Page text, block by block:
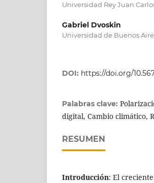
Universidad Rey Juan
Gabriel Dvoskin
Universidad de Buenos
DOI: https://doi.org/
Palabras clave:
digital, Cambio climático,
RESUMEN
Introducción: El